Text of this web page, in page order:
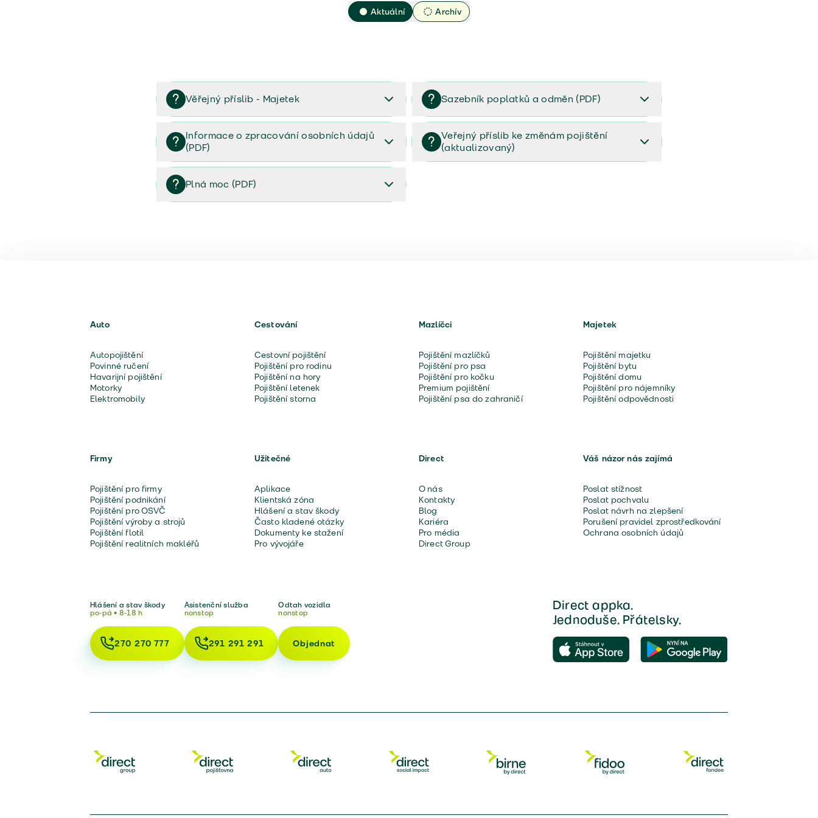
Aktuální Archív
Věřejný příslib - Majetek
Věřejný příslib majetek 2023
Sazebník poplatků a odměn (PDF)
Sazebník poplatků a odměn (PDF)
Informace o zpracování osobních údajů
(PDF)
Informace o zpracování osobních údajů (PDF)
Veřejný příslib ke změnám pojištění
(aktualizovaný)
Plná moc (PDF)
Auto
Autopojištění
Povinné ručení
Havarijní pojištění
Motorky
Elektromobily
Cestování
Cestovní pojištění
Pojištění pro rodinu
Pojištění na hory
Pojištění letenek
Pojištění storna
Mazlíčci
Pojištění mazlíčků
Pojištění pro psa
Pojištění pro kočku
Premium pojištění
Pojištění psa do zahraničí
Majetek
Pojištění majetku
Pojištění bytu
Pojištění domu
Pojištění pro nájemníky
Pojištění odpovědnosti
Firmy
Pojištění pro firmy
Pojištění podnikání
Pojištění pro OSVČ
Pojištění výroby a strojů
Pojištění flotil
Pojištění realitních makléřů
Užitečné
Aplikace
Klientská zóna
Hlášení a stav škody
Často kladené otázky
Dokumenty ke stažení
Pro vývojáře
Direct
O nás
Kontakty
Blog
Kariéra
Pro média
Direct Group
Váš názor nás zajímá
Poslat stížnost
Poslat pochvalu
Poslat návrh na zlepšení
Porušení pravidel zprostředkování
Ochrana osobních údajů
Hlášení a stav škody
po-pá • 8-18 h
270 270 777
Asistenční služba
nonstop
291 291 291
Odtah vozidla
nonstop
Objednat
Direct appka.
Jednoduše. Přátelsky.